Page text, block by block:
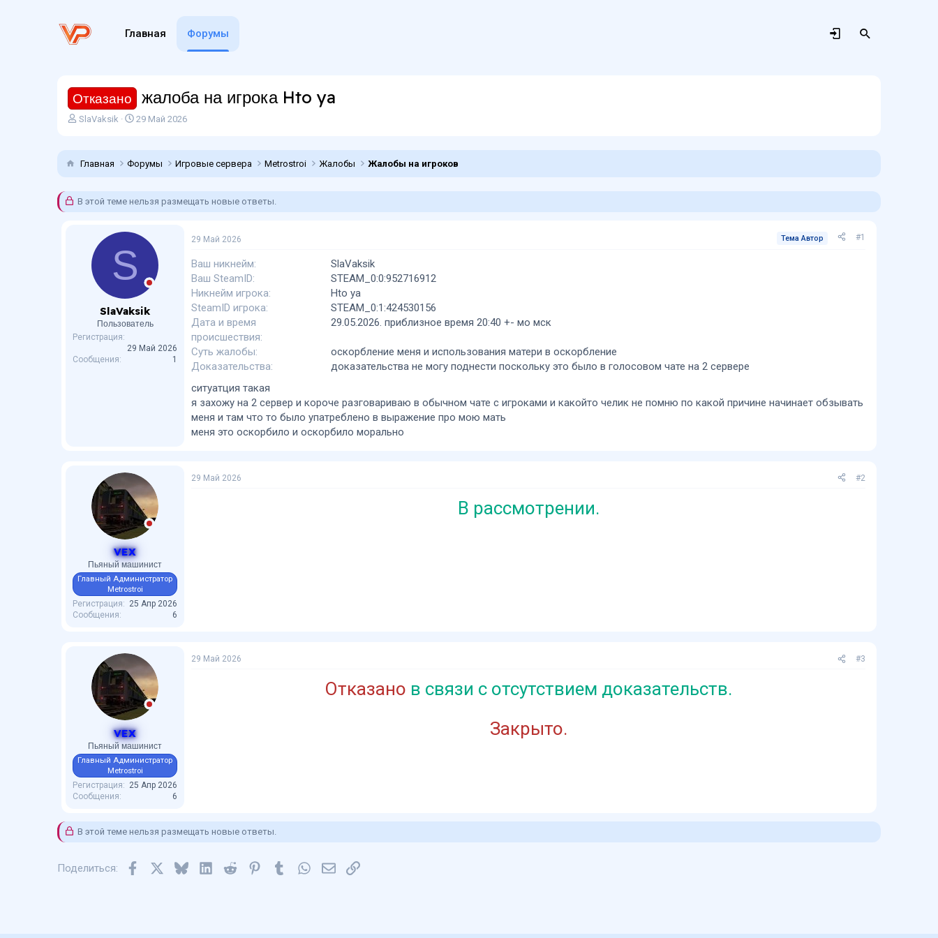
Главная Форумы
Отказано жалоба на игрока Hto ya
А
р
м
SlaVaksik
Д
н
а
а
29 Май 2026
Главная Форумы Игровые сервера Metrostroi Жалобы Жалобы на игроков
В этой теме нельзя размещать новые ответы.
S
SlaVaksik
Пользователь
Регистрация
29 Май 2026
Сообщения
1
29 Май 2026 Тема Автор #1
Ваш никнейм
SlaVaksik
Ваш SteamID
STEAM_0:0:952716912
Никнейм игрока
Hto ya
SteamID игрока
STEAM_0:1:424530156
Дата и время
происшествия
29.05.2026. приблизное время 20:40 +- мо мск
Суть жалобы
оскорбление меня и использования матери в оскорбление
Доказательства
доказательства не могу поднести поскольку это было в голосовом чате на 2 сервере
ситуатция такая
я захожу на 2 сервер и короче разговариваю в обычном чате с игроками и какойто челик не помню по какой причине начинает обзывать
меня и там что то было упатреблено в выражение про мою мать
меня это оскорбило и оскорбило морально
VEX
Пьяный машинист
Главный Администратор
Metrostroi
Регистрация
25 Апр 2026
Сообщения
6
29 Май 2026 #2
В рассмотрении.
VEX
Пьяный машинист
Главный Администратор
Metrostroi
Регистрация
25 Апр 2026
Сообщения
6
29 Май 2026 #3
Отказано в связи с отсутствием доказательств.
Закрыто.
В этой теме нельзя размещать новые ответы.
Поделиться: Facebook BlueskyLinkedInReddit PinterestTumblrWhatsAppЭлектронная почта
Ссылка